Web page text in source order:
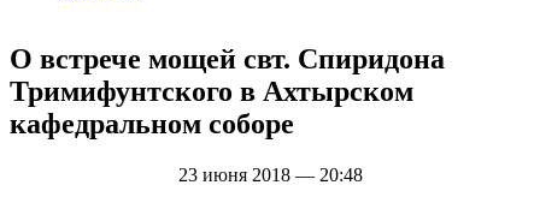
О встрече мощей свт. Спиридона
Тримифунтского в Ахтырском
кафедральном соборе
23 июня 2018 — 20:48